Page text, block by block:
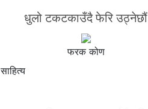
धुलो टकटकाउँदै फेरि उठ्नेछौं
फरक कोण
साहित्य